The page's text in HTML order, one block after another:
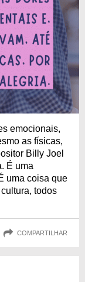
emocionais,
as físicas,
Billy Joel
É uma
uma coisa que
todos
COMPARTILHAR